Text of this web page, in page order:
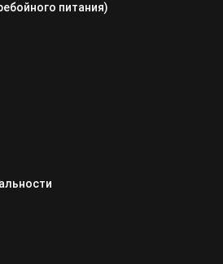
питания)